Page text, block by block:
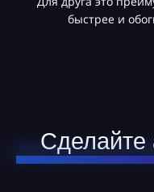
быстрее и
Сделайте